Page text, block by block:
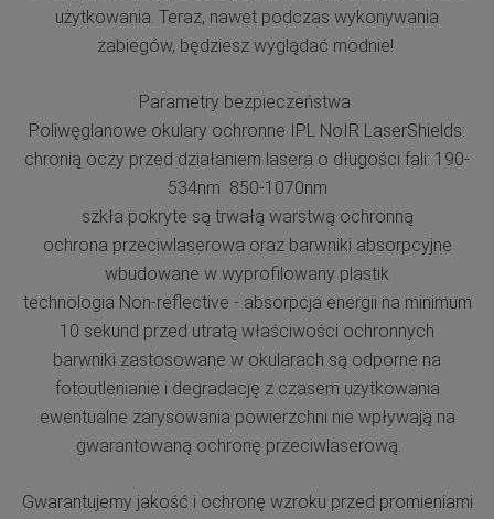
użytkowania. Teraz, nawet podczas wykonywania
zabiegów, będziesz wyglądać modnie!
Parametry bezpieczeństwa
Poliwęglanowe okulary ochronne IPL NoIR LaserShields:
chronią oczy przed działaniem lasera o długości fali: 190-
534nm 850-1070nm
szkła pokryte są trwałą warstwą ochronną
ochrona przeciwlaserowa oraz barwniki absorpcyjne
wbudowane w wyprofilowany plastik
technologia Non-reflective - absorpcja energii na minimum
10 sekund przed utratą właściwości ochronnych
barwniki zastosowane w okularach są odporne na
fotoutlenianie i degradację z czasem użytkowania
ewentualne zarysowania powierzchni nie wpływają na
gwarantowaną ochronę przeciwlaserową.
Gwarantujemy jakość i ochronę wzroku przed promieniami